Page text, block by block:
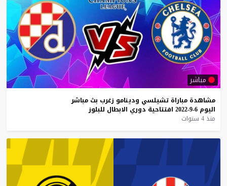
مباشر
مشاهدة مباراة تشيلسي ودينامو زغرب بث مباشر
اليوم 6-9-2022 افتتاحية دوري الابطال للبلوز
منذ 4 سنوات